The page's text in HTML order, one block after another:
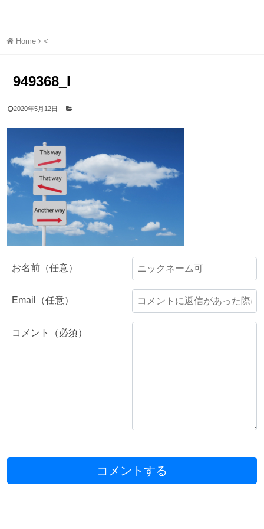
Home <
949368_l
2020年5月12日
コメント（必須）
お名前（任意）
Email（任意）